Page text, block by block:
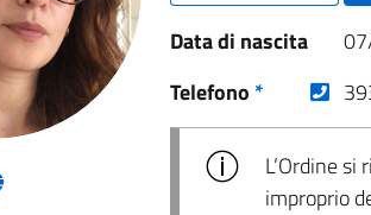
(nuova scheda - new tab)
Data di nascita
Telefono *
L’Ordine
improprio